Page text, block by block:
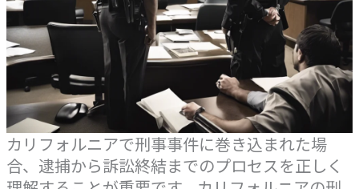
カリフォルニアで刑事事件に巻き込まれた場
合、逮捕から訴訟終結までのプロセスを正しく